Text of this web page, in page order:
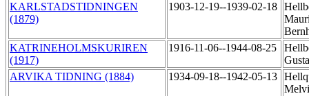
KARLSTADSTIDNINGEN
(1879)
1903-12-19--1939-02-18
KATRINEHOLMSKURIREN
(1917)
1916-11-06--1944-08-25
ARVIKA TIDNING (1884)
1934-09-18--1942-05-13